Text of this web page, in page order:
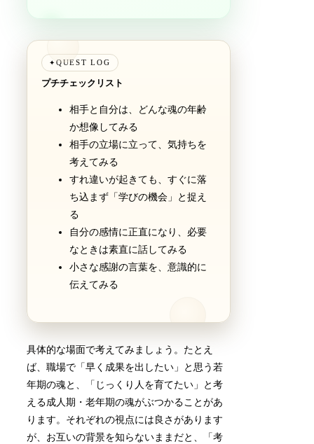
✦QUEST LOG
プチチェックリスト
相手と自分は、どんな魂の年齢
か想像してみる
相手の立場に立って、気持ちを
考えてみる
すれ違いが起きても、すぐに落
ち込まず「学びの機会」と捉え
る
自分の感情に正直になり、必要
なときは素直に話してみる
小さな感謝の言葉を、意識的に
伝えてみる
具体的な場面で考えてみましょう。たとえ
ば、職場で「早く成果を出したい」と思う若
年期の魂と、「じっくり人を育てたい」と考
える成人期・老年期の魂がぶつかることがあ
ります。それぞれの視点には良さがあります
が、お互いの背景を知らないままだと、「考